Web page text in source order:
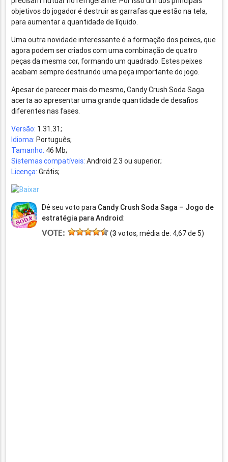
objetivos do jogador é destruir as garrafas que estão na tela,
para aumentar a quantidade de líquido.
Uma outra novidade interessante é a formação dos peixes, que
agora podem ser criados com uma combinação de quatro
peças da mesma cor, formando um quadrado. Estes peixes
acabam sempre destruindo uma peça importante do jogo.
Apesar de parecer mais do mesmo, Candy Crush Soda Saga
acerta ao apresentar uma grande quantidade de desafios
diferentes nas fases.
Versão: 1.31.31;
Idioma: Português;
Tamanho: 46 Mb;
Sistemas compatíveis: Android 2.3 ou superior;
Licença: Grátis;
Dê seu voto para Candy Crush Soda Saga – Jogo de
estratégia para Android:
VOTE: (3 votos, média de: 4,67de 5)